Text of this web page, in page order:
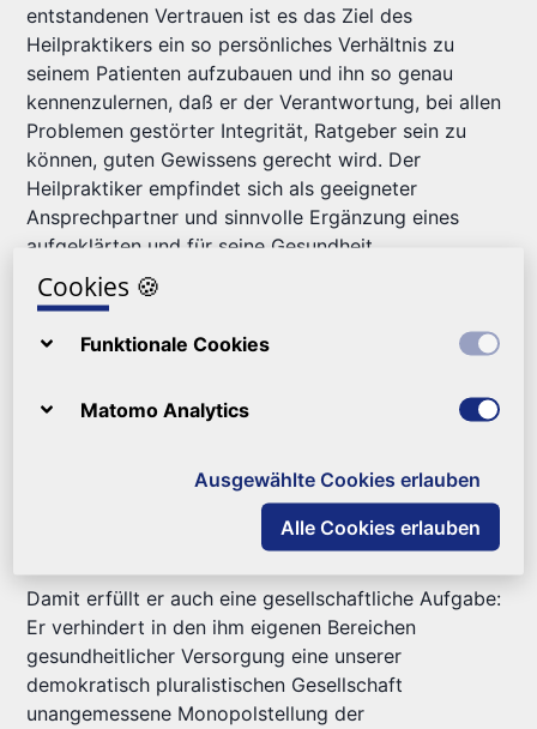
Cookies 🍪
Funktionale Cookies
Matomo Analytics
Ausgewählte Cookies erlauben
Alle Cookies erlauben
entstandenen Vertrauen ist es das Ziel des
Heilpraktikers ein so persönliches Verhältnis zu
seinem Patienten aufzubauen und ihn so genau
kennenzulernen, daß er der Verantwortung, bei allen
Problemen gestörter Integrität, Ratgeber sein zu
können, guten Gewissens gerecht wird. Der
Heilpraktiker empfindet sich als geeigneter
Ansprechpartner und sinnvolle Ergänzung eines
aufgeklärten und für seine Gesundheit
mitverantwortlichen Bürgers in unserer Gesellschaft.
Aufgaben
Der Heilpraktiker hat in erster Linie die Aufgabe, die
individuellen gesundheitlichen Bedürfnisse der
medizinischen Bedarfsdeckung des
Gesundheitswesens hinaus, ergänzend und alternativ
Damit erfüllt er auch eine gesellschaftliche Aufgabe:
Er verhindert in den ihm eigenen Bereichen
gesundheitlicher Versorgung eine unserer
demokratisch pluralistischen Gesellschaft
unangemessene Monopolstellung der